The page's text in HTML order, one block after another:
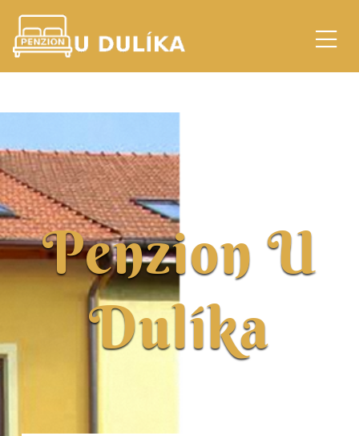
Penzion U
Dulíka